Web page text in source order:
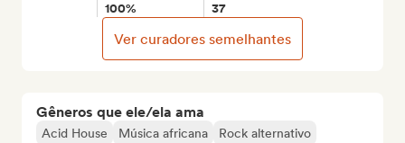
Gêneros que ele/ela ama
Acid House Música africana
Rock alternativo
100% 37
Ver curadores semelhantes